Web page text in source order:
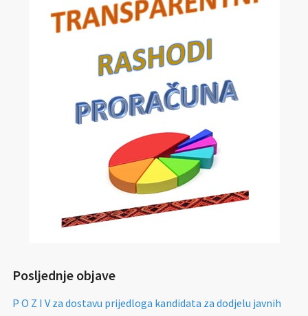
Posljednje objave
P O Z I V za dostavu prijedloga kandidata za dodjelu javnih